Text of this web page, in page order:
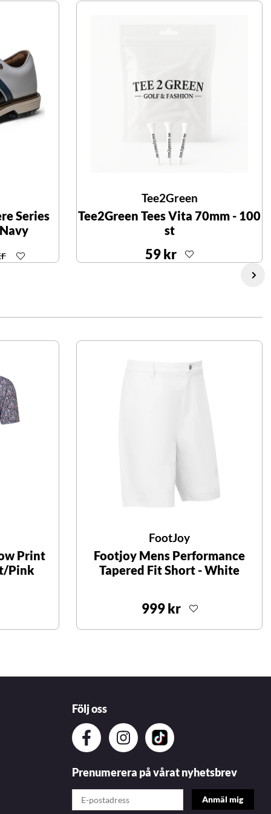
Series
Tee2Green
Tee2Green Tees Vita 70mm - 100
st
59 kr
Print
Pink
FootJoy
Footjoy Mens Performance
Tapered Fit Short - White
999 kr
Följ oss
Prenumerera på vårat nyhetsbrev